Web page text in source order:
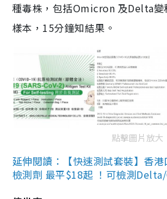
種毒株，包括Omicron 及Delta變
樣本，15分鐘知結果。
點擊圖片放大
延伸閱讀：【快速測試套裝】香
檢測劑 最平$18起 ！可檢測